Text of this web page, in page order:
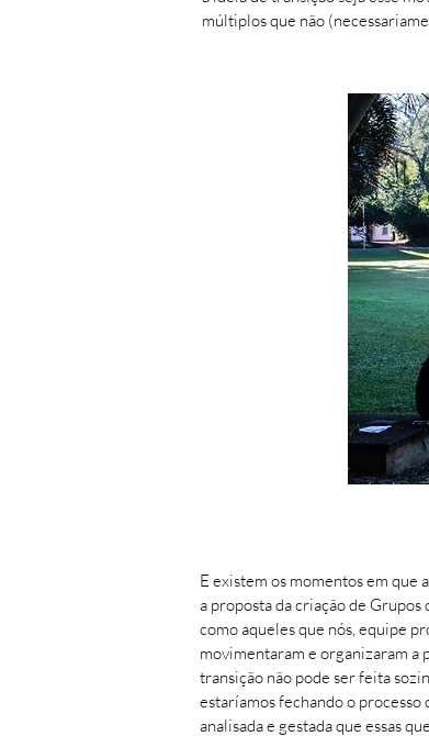
múltiplos que não
E existem os momentos em que
a proposta da criação de
como aqueles que nós, equipe
movimentaram e organizaram a
transição não pode ser feita
estaríamos fechando o
analisada e gestada que essas